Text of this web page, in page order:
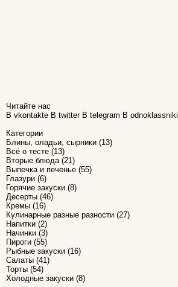
Читайте нас
В vkontakte В twitter В telegram В odnoklassniki
Категории
Блины, оладьи, сырники (13)
Всё о тесте (13)
Вторые блюда (21)
Выпечка и печенье (55)
Глазури (6)
Горячие закуски (8)
Десерты (46)
Кремы (16)
Кулинарные разные разности (27)
Напитки (2)
Начинки (3)
Пироги (55)
Рыбные закуски (16)
Салаты (41)
Торты (54)
Холодные закуски (8)